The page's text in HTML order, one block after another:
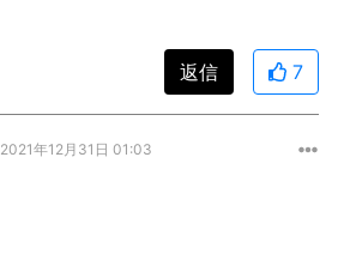
返信
7
2021年12月31日 01:03